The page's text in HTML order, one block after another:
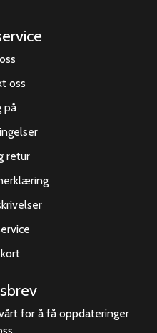
oss
på
retur
for å få oppdateringer